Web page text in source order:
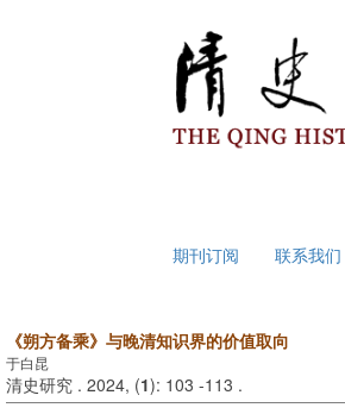
期刊订阅 联系我们
《朔方备乘》与晚清知识界的价值取向
于白昆
清史研究 . 2024, (1): 103 -113 .